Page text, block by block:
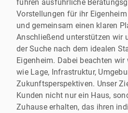
führen ausführliche
Vorstellungen für ihr
und gemeinsam einen klaren
Anschließend unterstützen wir
der Suche nach dem idealen
Eigenheim. Dabei beachten
wie Lage, Infrastruktur,
Zukunftsperspektiven. Unser
Kunden nicht nur ein Haus,
Zuhause erhalten, das ihren